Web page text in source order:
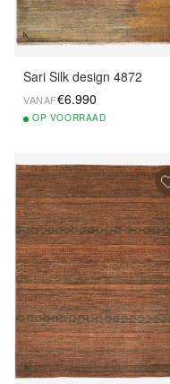
Sari Silk design 4872
VANAF€6.990
OP VOORRAAD